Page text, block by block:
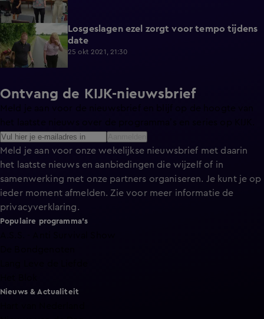
2:08
Losgeslagen ezel zorgt voor tempo tijdens
date
25 okt 2021, 21:30
Ontvang de KIJK-nieuwsbrief
Meld je aan voor de nieuwsbrief en blijf op de hoogte van
Meld je aan voor onze wekelijkse nieuwsbrief met daarin
het laatste nieuws en aanbiedingen die wijzelf of in
samenwerking met onze partners organiseren. Je kunt je op
ieder moment afmelden. Zie voor meer informatie de
privacyverklaring.
Populaire programma's
Nieuws & Actualiteit